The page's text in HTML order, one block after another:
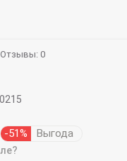
Отзывы: 0
-51% Выгода